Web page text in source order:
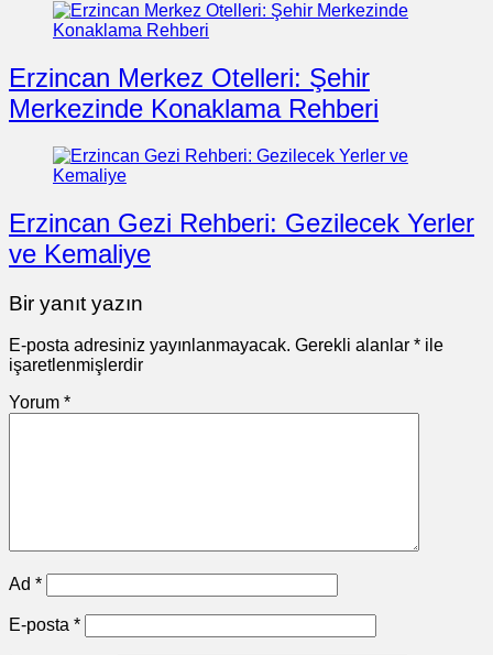
Erzincan Merkez Otelleri: Şehir
Merkezinde Konaklama Rehberi
Erzincan Gezi Rehberi: Gezilecek Yerler
ve Kemaliye
Bir yanıt yazın
E-posta adresiniz yayınlanmayacak. Gerekli alanlar * ile
işaretlenmişlerdir
Yorum *
Ad *
E-posta *